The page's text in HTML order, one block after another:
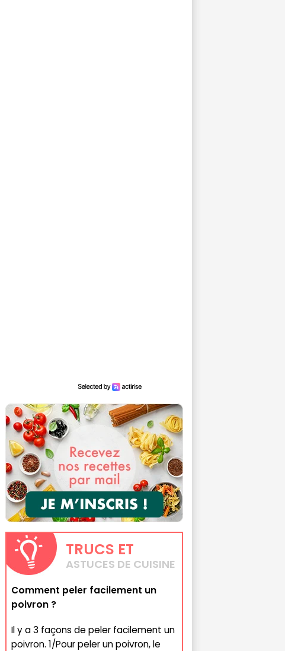
TRUCS ET
ASTUCES DE CUISINE
Comment peler facilement un
poivron ?
Il y a 3 façons de peler facilement un
poivron. 1/Pour peler un poivron, le